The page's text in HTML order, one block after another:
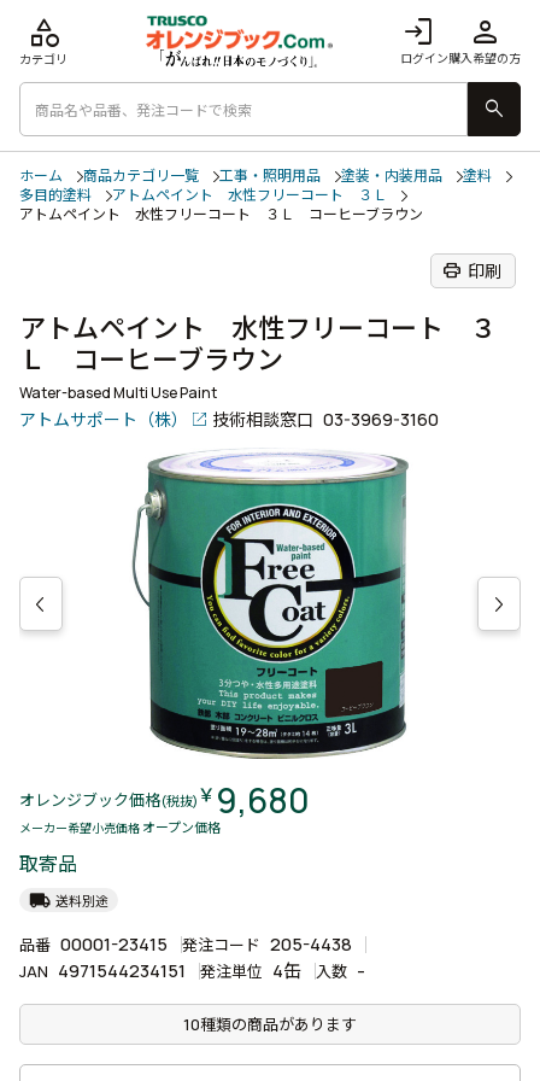
login
ログイン
person
購入希望の方
category
カテゴリ
search
ホーム 商品カテゴリ一覧 工事・照明用品 塗装・内装用品
塗料
多目的塗料
アトムペイント 水性フリーコート ３Ｌ
アトムペイント 水性フリーコート ３Ｌ コーヒーブラウン
print 印刷
アトムペイント 水性フリーコート ３
Ｌ コーヒーブラウン
Water-based Multi Use Paint
アトムサポート（株） 技術相談窓口 03-3969-3160
オレンジブック価格(税抜) ￥ 9,680
メーカー希望小売価格 オープン価格
取寄品
local_shipping 送料別途
品番 00001-23415 発注コード 205-4438
JAN 4971544234151 発注単位 4缶 入数 -
10種類の商品があります